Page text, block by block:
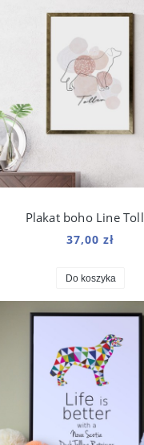
Plakat boho Line
37,00 zł
Do koszyka